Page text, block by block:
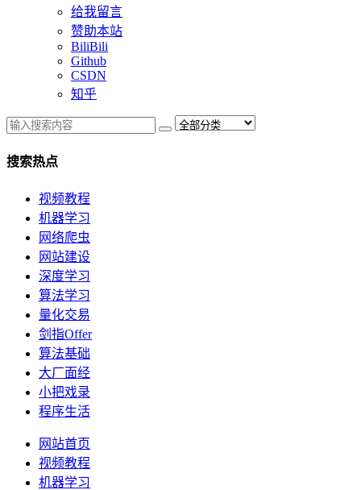
给我留言
赞助本站
BiliBili
Github
CSDN
知乎
搜索热点
视频教程
机器学习
网络爬虫
网站建设
深度学习
算法学习
量化交易
剑指Offer
算法基础
大厂面经
小把戏录
程序生活
网站首页
视频教程
机器学习